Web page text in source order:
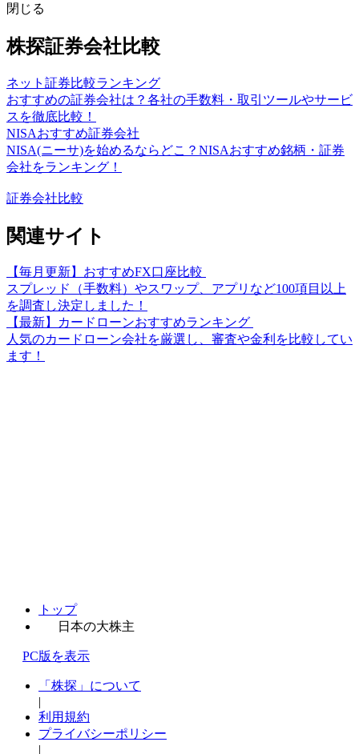
閉じる
株探証券会社比較
ネット証券比較ランキング
おすすめの証券会社は？各社の手数料・取引ツールやサービ
スを徹底比較！
NISAおすすめ証券会社
NISA(ニーサ)を始めるならどこ？NISAおすすめ銘柄・証券
会社をランキング！
証券会社比較
関連サイト
【毎月更新】おすすめFX口座比較
スプレッド（手数料）やスワップ、アプリなど100項目以上
を調査し決定しました！
【最新】カードローンおすすめランキング
人気のカードローン会社を厳選し、審査や金利を比較してい
ます！
トップ
日本の大株主
PC版を表示
「株探」について
|
利用規約
プライバシーポリシー
|